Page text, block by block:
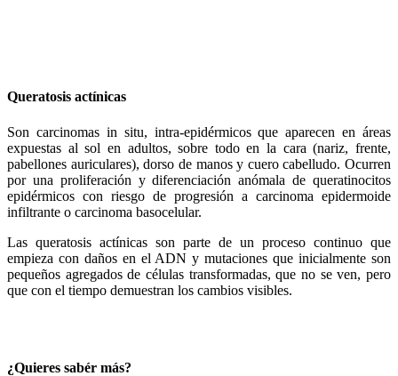
Queratosis actínicas
Son carcinomas in situ, intra-epidérmicos que aparecen en áreas
expuestas al sol en adultos, sobre todo en la cara (nariz, frente,
pabellones auriculares), dorso de manos y cuero cabelludo. Ocurren
por una proliferación y diferenciación anómala de queratinocitos
epidérmicos con riesgo de progresión a carcinoma epidermoide
infiltrante o carcinoma basocelular.
Las queratosis actínicas son parte de un proceso continuo que
empieza con daños en el ADN y mutaciones que inicialmente son
pequeños agregados de células transformadas, que no se ven, pero
que con el tiempo demuestran los cambios visibles.
¿Quieres sabér más?